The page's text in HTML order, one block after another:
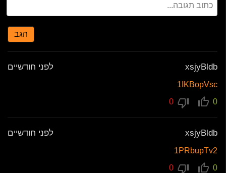
הגב
xsjyBldb לפני חודשיים
1IKBopVsc
0
xsjyBldb לפני חודשיים
1PRbupTv2
0